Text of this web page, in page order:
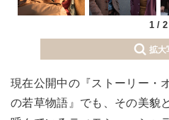
1 / 2
拡大
現在公開中の『ストーリー・
の若草物語』でも、その美貌